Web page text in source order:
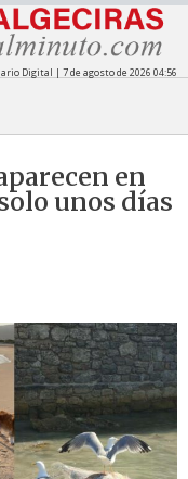
Digital | 7 de agosto de 2026 04:56
en
unos días